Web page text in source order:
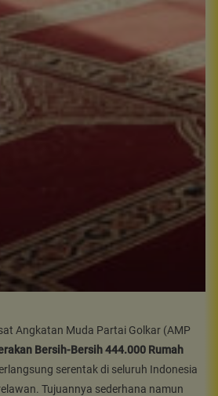
Angkatan Muda Partai Golkar (AMP
Bersih-Bersih 444.000 Rumah
serentak di seluruh Indonesia
Tujuannya sederhana namun